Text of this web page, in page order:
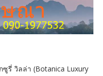
รี่ วิลล่า (Botanica Luxury